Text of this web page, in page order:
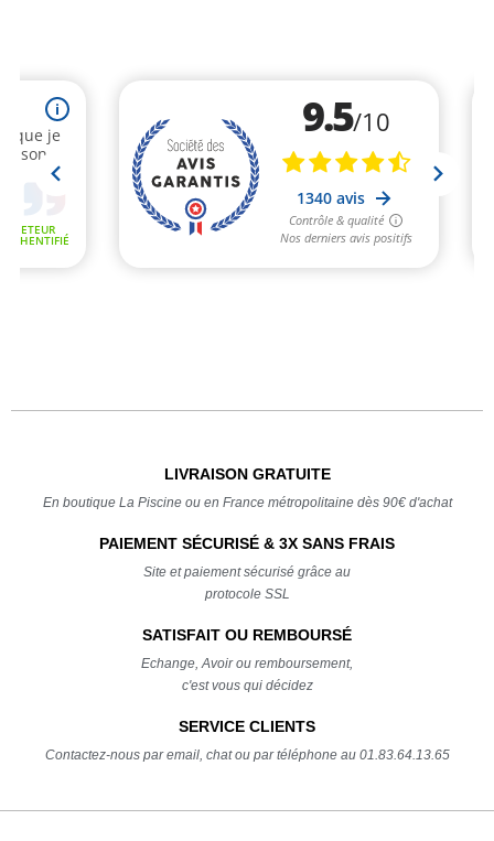
LIVRAISON GRATUITE
En boutique La Piscine ou en France métropolitaine dès 90€ d'achat
PAIEMENT SÉCURISÉ & 3X SANS FRAIS
Site et paiement sécurisé grâce au
protocole SSL
SATISFAIT OU REMBOURSÉ
Echange, Avoir ou remboursement,
c'est vous qui décidez
SERVICE CLIENTS
Contactez-nous par email, chat ou par téléphone au 01.83.64.13.65